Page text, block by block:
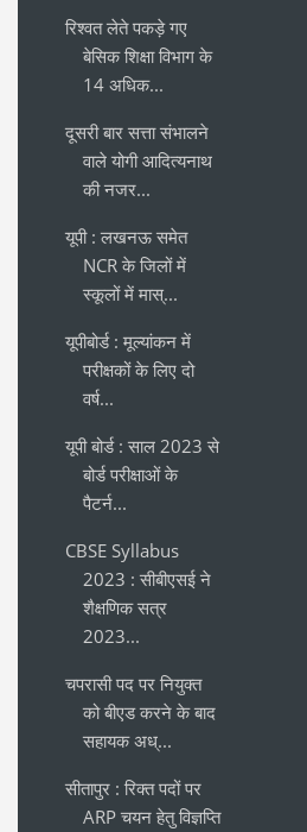
रिश्वत लेते पकड़े गए
बेसिक शिक्षा विभाग के
14 अधिक...
दूसरी बार सत्ता संभालने
वाले योगी आदित्यनाथ
की नजर...
यूपी : लखनऊ समेत
NCR के जिलों में
स्कूलों में मास्...
यूपीबोर्ड : मूल्यांकन में
परीक्षकों के लिए दो
वर्ष...
यूपी बोर्ड : साल 2023 से
बोर्ड परीक्षाओं के
पैटर्न...
CBSE Syllabus
2023 : सीबीएसई ने
शैक्षणिक सत्र
2023...
चपरासी पद पर नियुक्त
को बीएड करने के बाद
सहायक अध्...
सीतापुर : रिक्त पदों पर
ARP चयन हेतु विज्ञप्ति